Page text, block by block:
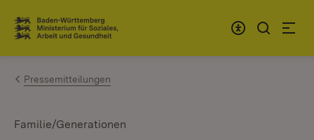
Zum Inhalt springen
Link zur Startseite
Pressemitteilungen
Familie/Generationen